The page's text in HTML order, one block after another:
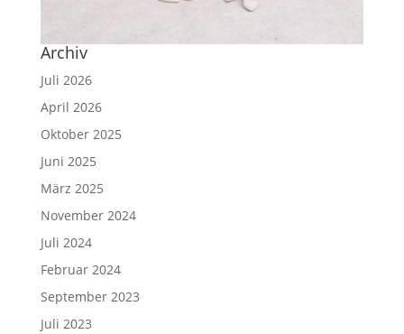
Archiv
Juli 2026
April 2026
Oktober 2025
Juni 2025
März 2025
November 2024
Juli 2024
Februar 2024
September 2023
Juli 2023